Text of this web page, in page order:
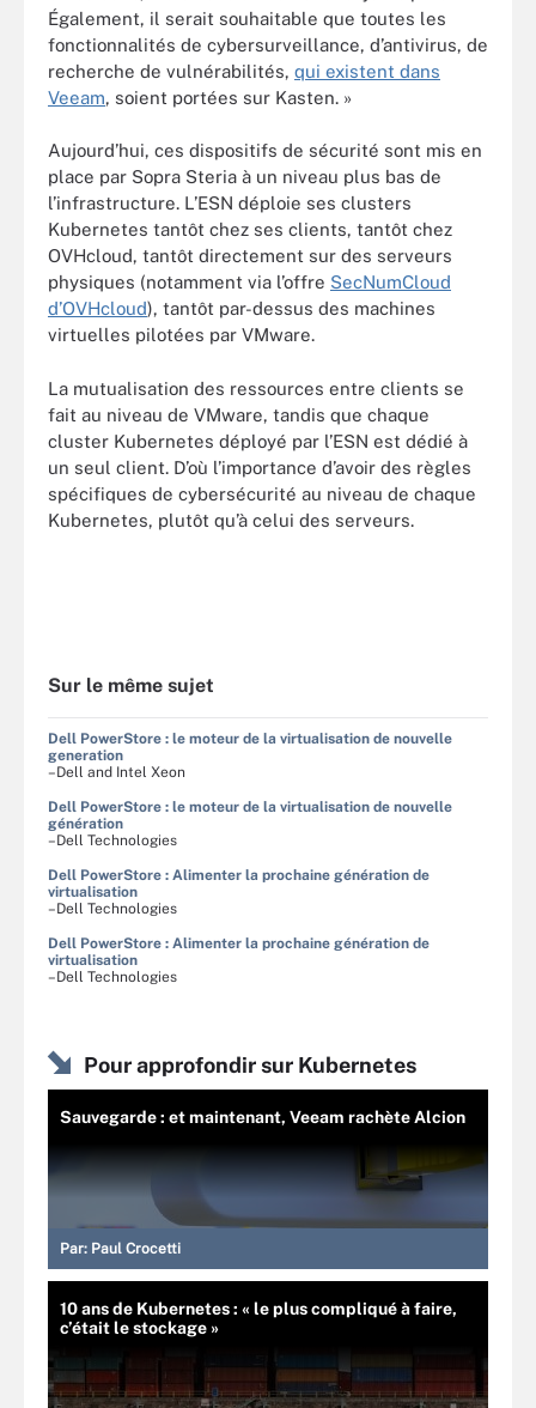
Également, il serait souhaitable que toutes les
fonctionnalités de cybersurveillance, d’antivirus, de
recherche de vulnérabilités, qui existent dans
Veeam, soient portées sur Kasten. »
Aujourd’hui, ces dispositifs de sécurité sont mis en
place par Sopra Steria à un niveau plus bas de
l’infrastructure. L’ESN déploie ses clusters
Kubernetes tantôt chez ses clients, tantôt chez
OVHcloud, tantôt directement sur des serveurs
physiques (notamment via l’offre SecNumCloud
d’OVHcloud), tantôt par-dessus des machines
virtuelles pilotées par VMware.
La mutualisation des ressources entre clients se
fait au niveau de VMware, tandis que chaque
cluster Kubernetes déployé par l’ESN est dédié à
un seul client. D’où l’importance d’avoir des règles
spécifiques de cybersécurité au niveau de chaque
Kubernetes, plutôt qu’à celui des serveurs.
Sur le même sujet
Dell PowerStore : le moteur de la virtualisation de nouvelle
generation
–Dell and Intel Xeon
Dell PowerStore : le moteur de la virtualisation de nouvelle
génération
–Dell Technologies
Dell PowerStore : Alimenter la prochaine génération de
virtualisation
–Dell Technologies
Dell PowerStore : Alimenter la prochaine génération de
virtualisation
–Dell Technologies
Pour approfondir sur Kubernetes
Sauvegarde : et maintenant, Veeam rachète Alcion
Par: Paul Crocetti
10 ans de Kubernetes : « le plus compliqué à faire,
c’était le stockage »